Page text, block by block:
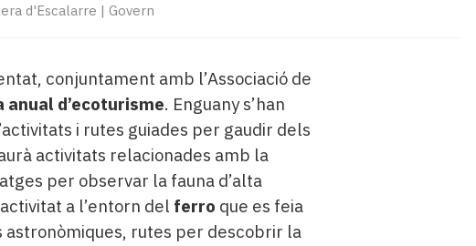
d'Escalarre | Govern
conjuntament amb l’Associació de
anual d’ecoturisme. Enguany s’han
i rutes guiades per gaudir dels
activitats relacionades amb la
per observar la fauna d’alta
a l’entorn del ferro que es feia
astronòmiques, rutes per descobrir la